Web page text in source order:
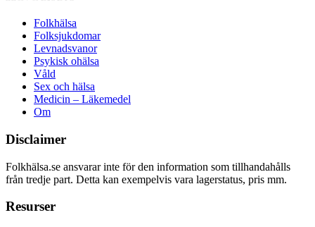
Folkhälsa
Folksjukdomar
Levnadsvanor
Psykisk ohälsa
Våld
Sex och hälsa
Medicin – Läkemedel
Om
Disclaimer
Folkhälsa.se ansvarar inte för den information som tillhandahålls
från tredje part. Detta kan exempelvis vara lagerstatus, pris mm.
Resurser